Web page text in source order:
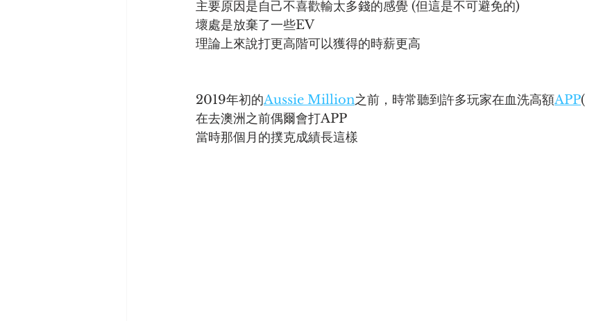
主要原因是自己不喜歡輸太多錢的感覺 (但這是不可避免的)
壞處是放棄了一些EV
理論上來說打更高階可以獲得的時薪更高
2019年初的Aussie Million之前，時常聽到許多玩家在血洗高額APP(
在去澳洲之前偶爾會打APP
當時那個月的撲克成績長這樣